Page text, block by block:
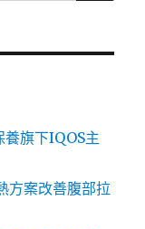
養旗下IQOS主
方案改善腹部拉